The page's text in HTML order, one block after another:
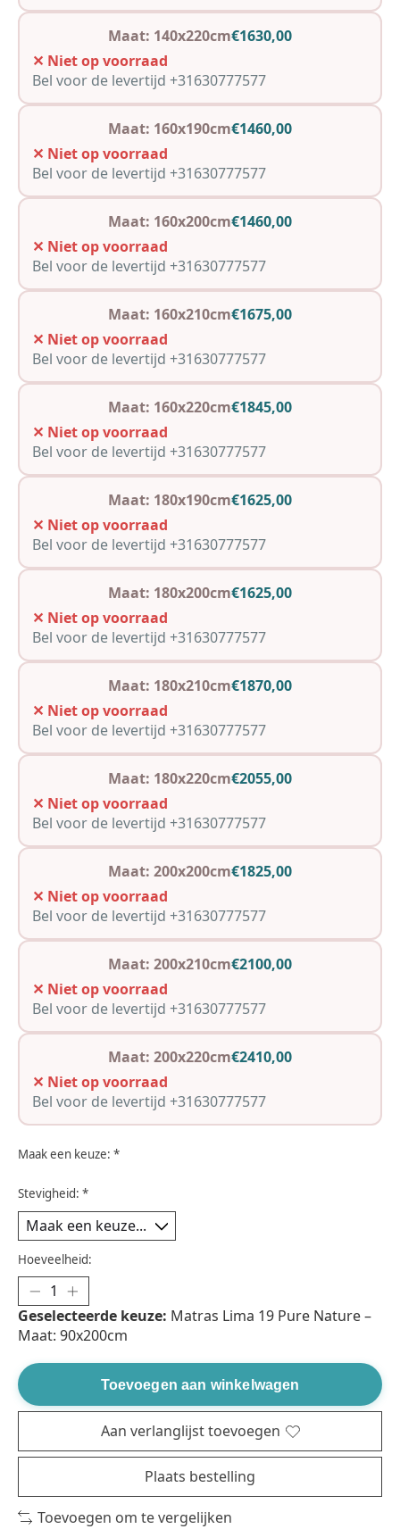
Maat: 140x220cm€1630,00
✕ Niet op voorraad
Bel voor de levertijd +31630777577
Maat: 160x190cm€1460,00
✕ Niet op voorraad
Bel voor de levertijd +31630777577
Maat: 160x200cm€1460,00
✕ Niet op voorraad
Bel voor de levertijd +31630777577
Maat: 160x210cm€1675,00
✕ Niet op voorraad
Bel voor de levertijd +31630777577
Maat: 160x220cm€1845,00
✕ Niet op voorraad
Bel voor de levertijd +31630777577
Maat: 180x190cm€1625,00
✕ Niet op voorraad
Bel voor de levertijd +31630777577
Maat: 180x200cm€1625,00
✕ Niet op voorraad
Bel voor de levertijd +31630777577
Maat: 180x210cm€1870,00
✕ Niet op voorraad
Bel voor de levertijd +31630777577
Maat: 180x220cm€2055,00
✕ Niet op voorraad
Bel voor de levertijd +31630777577
Maat: 200x200cm€1825,00
✕ Niet op voorraad
Bel voor de levertijd +31630777577
Maat: 200x210cm€2100,00
✕ Niet op voorraad
Bel voor de levertijd +31630777577
Maat: 200x220cm€2410,00
✕ Niet op voorraad
Bel voor de levertijd +31630777577
Maak een keuze: *
Stevigheid: *
Hoeveelheid:
Geselecteerde keuze: Matras Lima 19 Pure Nature –
Maat: 90x200cm
Toevoegen aan winkelwagen
Aan verlanglijst toevoegen
Plaats bestelling
Toevoegen om te vergelijken